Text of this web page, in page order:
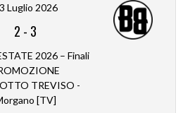
Luglio 2026
2 - 3
2026 – Finali
TREVISO -
[TV]